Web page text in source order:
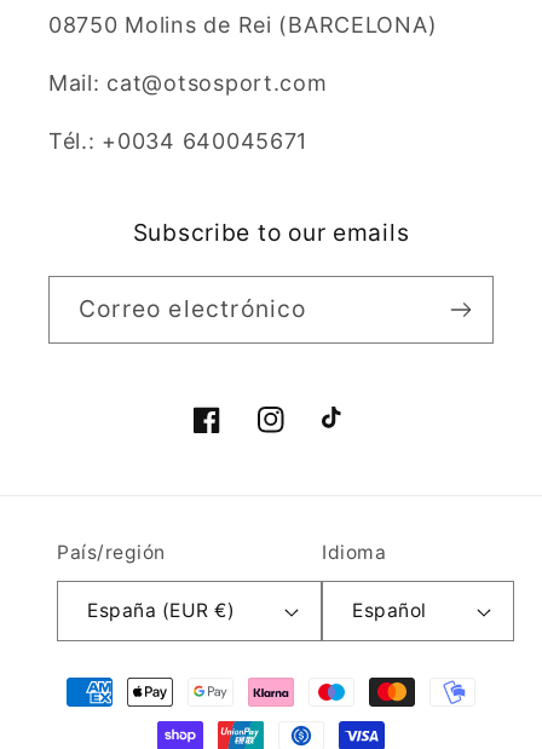
08750 Molins de Rei (BARCELONA)
Mail: cat@otsosport.com
Tél.: +0034 640045671
Subscribe to our emails
Correo electrónico
FacebookInstagramTikTok
País/región
España (EUR €)
Idioma
Español
Formas